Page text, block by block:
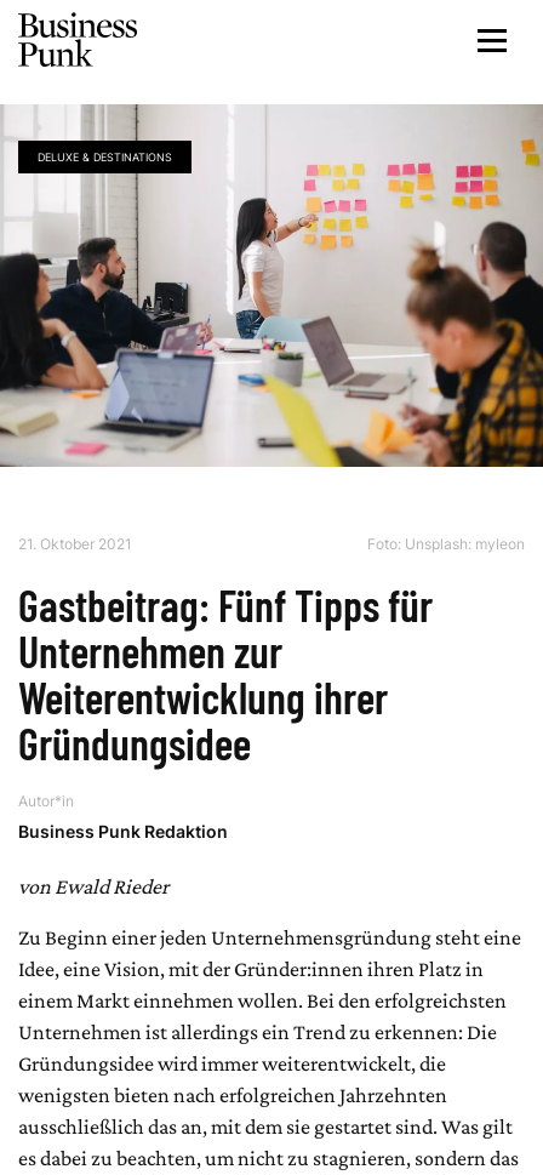
DELUXE & DESTINATIONS
21. Oktober 2021 Foto: Unsplash: myleon
Gastbeitrag: Fünf Tipps für
Unternehmen zur
Weiterentwicklung ihrer
Gründungsidee
Autor*in
Business Punk Redaktion
von Ewald Rieder
Zu Beginn einer jeden Unternehmensgründung steht eine
Idee, eine Vision, mit der Gründer:innen ihren Platz in
einem Markt einnehmen wollen. Bei den erfolgreichsten
Unternehmen ist allerdings ein Trend zu erkennen: Die
Gründungsidee wird immer weiterentwickelt, die
wenigsten bieten nach erfolgreichen Jahrzehnten
ausschließlich das an, mit dem sie gestartet sind. Was gilt
es dabei zu beachten, um nicht zu stagnieren, sondern das